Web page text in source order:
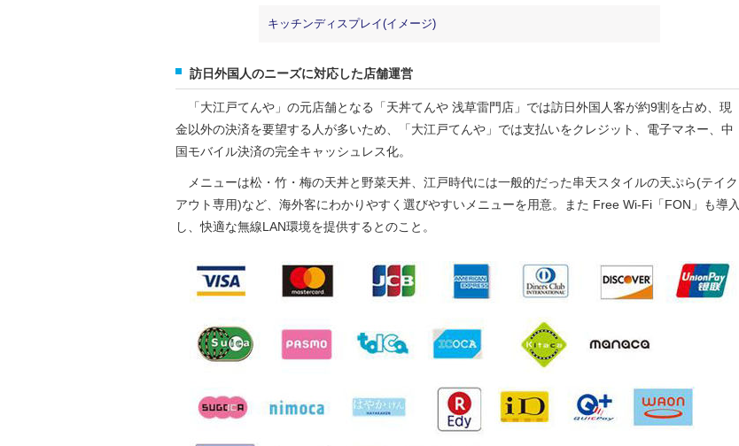
キッチンディスプレイ(イメージ)
訪日外国人のニーズに対応した店舗運営
「大江戸てんや」の元店舗となる「天丼てんや 浅草雷門店」では訪日外国人客が約9割を占め、現
金以外の決済を要望する人が多いため、「大江戸てんや」では支払いをクレジット、電子マネー、中
国モバイル決済の完全キャッシュレス化。
メニューは松・竹・梅の天丼と野菜天丼、江戸時代には一般的だった串天スタイルの天ぷら(テイク
アウト専用)など、海外客にわかりやすく選びやすいメニューを用意。また Free Wi-Fi「FON」も導入
し、快適な無線LAN環境を提供するとのこと。